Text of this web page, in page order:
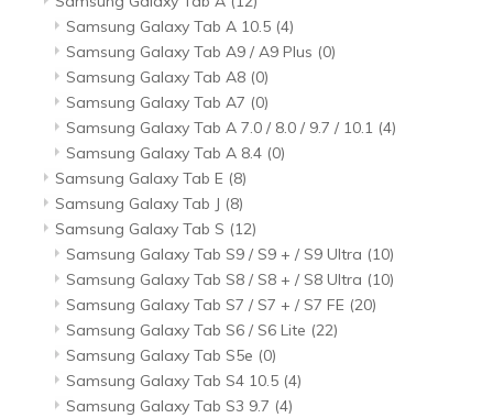
Samsung Galaxy Tab A 10.5 (4)
Samsung Galaxy Tab A9 / A9 Plus (0)
Samsung Galaxy Tab A8 (0)
Samsung Galaxy Tab A7 (0)
Samsung Galaxy Tab A 7.0 / 8.0 / 9.7 / 10.1 (4)
Samsung Galaxy Tab A 8.4 (0)
Samsung Galaxy Tab E (8)
Samsung Galaxy Tab J (8)
Samsung Galaxy Tab S (12)
Samsung Galaxy Tab S9 / S9 + / S9 Ultra (10)
Samsung Galaxy Tab S8 / S8 + / S8 Ultra (10)
Samsung Galaxy Tab S7 / S7 + / S7 FE (20)
Samsung Galaxy Tab S6 / S6 Lite (22)
Samsung Galaxy Tab S5e (0)
Samsung Galaxy Tab S4 10.5 (4)
Samsung Galaxy Tab S3 9.7 (4)